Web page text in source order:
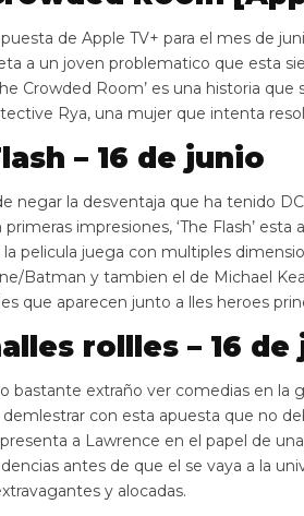
de Apple TV+ para el mes de
a un joven problematico que esta
Crowded Room’ es una historia
Rya, una mujer que intenta
– 16 de junio
negar la desventaja que ha tenido
impresiones, ‘The Flash’
la pelicula juega con multiples
Batman y tambien el de Michael
que aparecen junto a lles heroes
rollles – 16 de
bastante extraño ver comedias en la
con esta apuesta que no
a Lawrence en el papel de
antes de que el se vaya a la
y alocadas.